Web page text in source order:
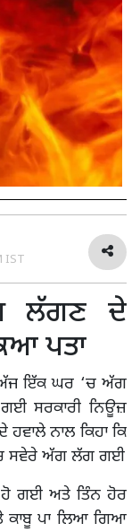
IST
ਲੱਗਣ ਦੇ
ਪਤਾ
ਇੱਕ ਘਰ ‘ਚ ਅੱਗ
ਸਰਕਾਰੀ ਨਿਊਜ਼
ਨਾਲ ਕਿਹਾ ਕਿ
ਸਵੇਰੇ ਅੱਗ ਲੱਗ ਗਈ
ਗਈ ਅਤੇ ਤਿੰਨ ਹੋਰ
ਕਾਬੂ ਪਾ ਲਿਆ ਗਿਆ